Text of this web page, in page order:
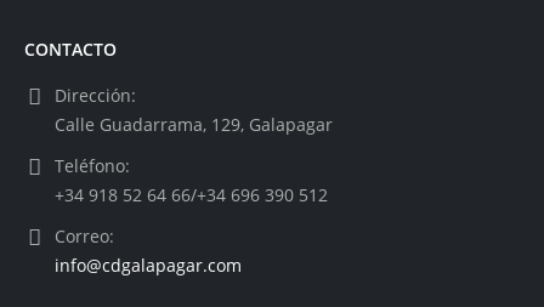
CONTACTO
Dirección:
Calle Guadarrama, 129, Galapagar
Teléfono:
+34 918 52 64 66/+34 696 390 512
Correo:
info@cdgalapagar.com